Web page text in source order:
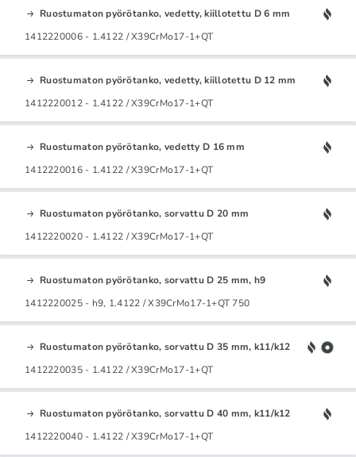
Ruostumaton pyörötanko, vedetty, kiillotettu D 6 mm
1412220006 - 1.4122 / X39CrMo17-1+QT
Ruostumaton pyörötanko, vedetty, kiillotettu D 12 mm
1412220012 - 1.4122 / X39CrMo17-1+QT
Ruostumaton pyörötanko, vedetty D 16 mm
1412220016 - 1.4122 / X39CrMo17-1+QT
Ruostumaton pyörötanko, sorvattu D 20 mm
1412220020 - 1.4122 / X39CrMo17-1+QT
Ruostumaton pyörötanko, sorvattu D 25 mm, h9
1412220025 - h9, 1.4122 / X39CrMo17-1+QT 750
Ruostumaton pyörötanko, sorvattu D 35 mm, k11/k12
1412220035 - 1.4122 / X39CrMo17-1+QT
Ruostumaton pyörötanko, sorvattu D 40 mm, k11/k12
1412220040 - 1.4122 / X39CrMo17-1+QT